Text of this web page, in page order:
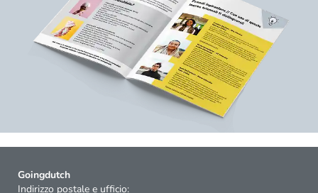
Goingdutch
Indirizzo postale e ufficio: